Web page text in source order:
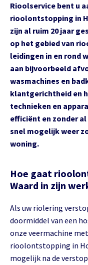
Rioolservice bent u
rioolontstopping in
zijn al ruim 20 jaar
op het gebied van
leidingen in en rond
aan bijvoorbeeld
wasmachines en
klantgerichtheid en
technieken en
efficiënt en zonder
snel mogelijk weer
woning.
Hoe gaat
Waard in zijn
Als uw riolering
doormiddel van een
onze veermachine
rioolontstopping in
mogelijk na de